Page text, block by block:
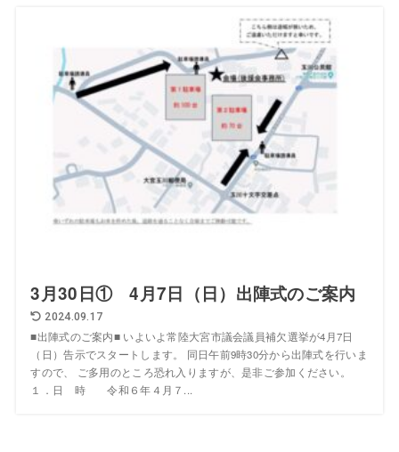
3月30日① 4月7日（日）出陣式のご案内
2024.09.17
■出陣式のご案内■ いよいよ常陸大宮市議会議員補欠選挙が4月7日
（日）告示でスタートします。 同日午前9時30分から出陣式を行いま
すので、 ご多用のところ恐れ入りますが、是非ご参加ください。
１．日 時 令和６年４月７...